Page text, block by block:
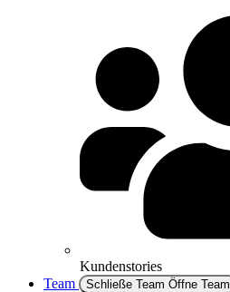
Kundenstories
Team
Schließe Team Öffne Team